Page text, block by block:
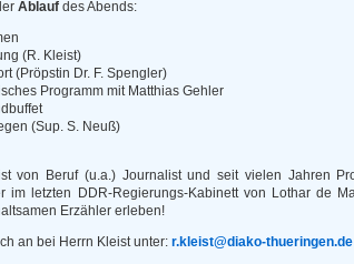
Ablauf des Abends:
(R. Kleist)
(Pröpstin Dr. F. Spengler)
Programm mit Matthias Gehler
(Sup. S. Neuß)
von Beruf (u.a.) Journalist und seit vielen Jahren
im letzten DDR-Regierungs-Kabinett von Lothar de
Erzähler erleben!
an bei Herrn Kleist unter: r.kleist@diako-thueringen.de